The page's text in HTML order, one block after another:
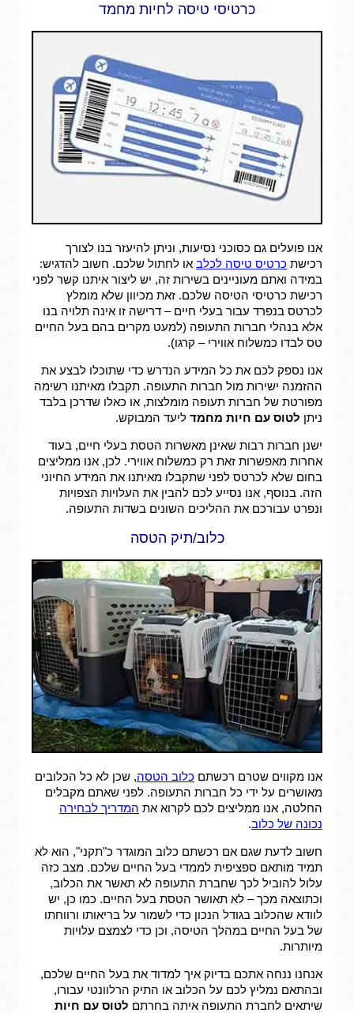
כרטיסי טיסה לחיות מחמד
אנו פועלים גם כסוכני נסיעות, וניתן להיעזר בנו לצורך
רכישת כרטיס טיסה לכלב או לחתול שלכם. חשוב להדגיש:
במידה ואתם מעוניינים בשירות זה, יש ליצור איתנו קשר לפני
רכישת כרטיסי הטיסה שלכם. זאת מכיוון שלא מומלץ
לכרטס בנפרד עבור בעלי חיים – דרישה זו אינה תלויה בנו
אלא בנהלי חברות התעופה (למעט מקרים בהם בעל החיים
טס לבדו כמשלוח אווירי – קרגו).
אנו נספק לכם את כל המידע הנדרש כדי שתוכלו לבצע את
ההזמנה ישירות מול חברות התעופה. תקבלו מאיתנו רשימה
מפורטת של חברות תעופה מומלצות, או כאלו שדרכן בלבד
ניתן לטוס עם חיות מחמד ליעד המבוקש.
ישנן חברות רבות שאינן מאשרות הטסת בעלי חיים, בעוד
אחרות מאפשרות זאת רק כמשלוח אווירי. לכן, אנו ממליצים
בחום שלא לכרטס לפני שתקבלו מאיתנו את המידע החיוני
הזה. בנוסף, אנו נסייע לכם להבין את העלויות הצפויות
ונפרט עבורכם את ההליכים השונים בשדות התעופה.
כלוב/תיק הטסה
אנו מקווים שטרם רכשתם כלוב הטסה, שכן לא כל הכלובים
מאושרים על ידי כל חברות התעופה. לפני שאתם מקבלים
החלטה, אנו ממליצים לכם לקרוא את המדריך לבחירה
נכונה של כלוב.
חשוב לדעת שגם אם רכשתם כלוב המוגדר כ"תקני", הוא לא
תמיד מותאם ספציפית לממדי בעל החיים שלכם. מצב כזה
עלול להוביל לכך שחברת התעופה לא תאשר את הכלוב,
וכתוצאה מכך – לא תאושר הטסת בעל החיים. כמו כן, יש
לוודא שהכלוב בגודל הנכון כדי לשמור על בריאותו ורווחתו
של בעל החיים במהלך הטיסה, וכן כדי לצמצם עלויות
מיותרות.
אנחנו ננחה אתכם בדיוק איך למדוד את בעל החיים שלכם,
ובהתאם נמליץ לכם על הכלוב או התיק הרלוונטי עבורו,
שיתאים לחברת התעופה איתה בחרתם לטוס עם חיות